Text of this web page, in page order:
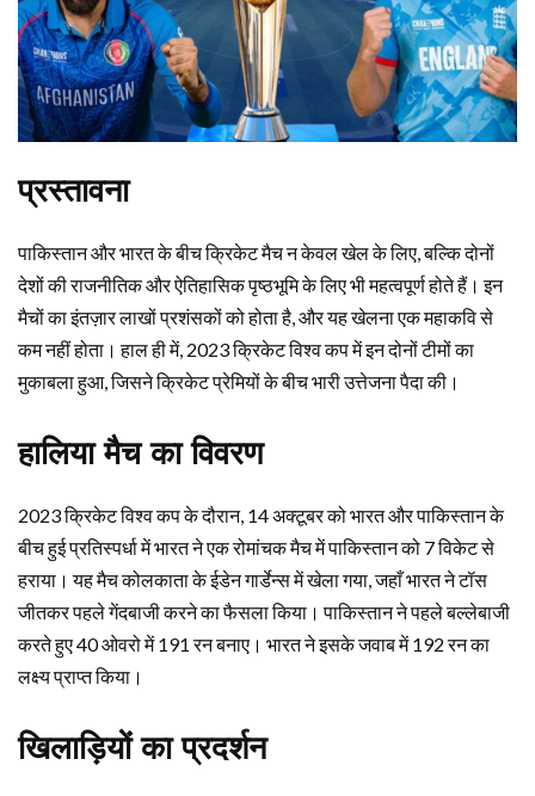
प्रस्तावना
पाकिस्तान और भारत के बीच क्रिकेट मैच न केवल खेल के लिए, बल्कि दोनों
देशों की राजनीतिक और ऐतिहासिक पृष्ठभूमि के लिए भी महत्वपूर्ण होते हैं। इन
मैचों का इंतज़ार लाखों प्रशंसकों को होता है, और यह खेलना एक महाकवि से
कम नहीं होता। हाल ही में, 2023 क्रिकेट विश्व कप में इन दोनों टीमों का
मुकाबला हुआ, जिसने क्रिकेट प्रेमियों के बीच भारी उत्तेजना पैदा की।
हालिया मैच का विवरण
2023 क्रिकेट विश्व कप के दौरान, 14 अक्टूबर को भारत और पाकिस्तान के
बीच हुई प्रतिस्पर्धा में भारत ने एक रोमांचक मैच में पाकिस्तान को 7 विकेट से
हराया। यह मैच कोलकाता के ईडेन गार्डेन्स में खेला गया, जहाँ भारत ने टॉस
जीतकर पहले गेंदबाजी करने का फैसला किया। पाकिस्तान ने पहले बल्लेबाजी
करते हुए 40 ओवरो में 191 रन बनाए। भारत ने इसके जवाब में 192 रन का
लक्ष्य प्राप्त किया।
खिलाड़ियों का प्रदर्शन